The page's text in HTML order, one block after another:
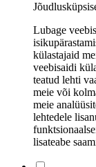
Lubage
külastajaid
veebisaidi
teatud lehti
meie või
meie
lehtedele
lisateabe